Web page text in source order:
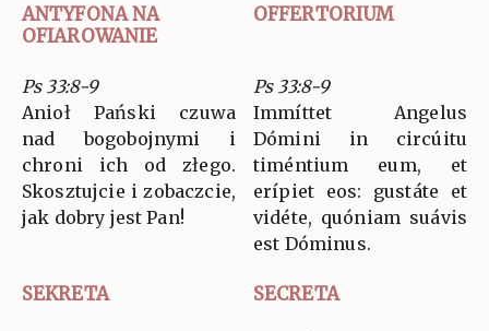
ANTYFONA NA
OFIAROWANIE
OFFERTORIUM
Ps 33:8-9
Anioł Pański czuwa
nad bogobojnymi i
chroni ich od złego.
Skosztujcie i zobaczcie,
jak dobry jest Pan!
Ps 33:8-9
Immíttet Angelus
Dómini in circúitu
timéntium eum, et
erípiet eos: gustáte et
vidéte, quóniam suávis
est Dóminus.
SEKRETA SECRETA